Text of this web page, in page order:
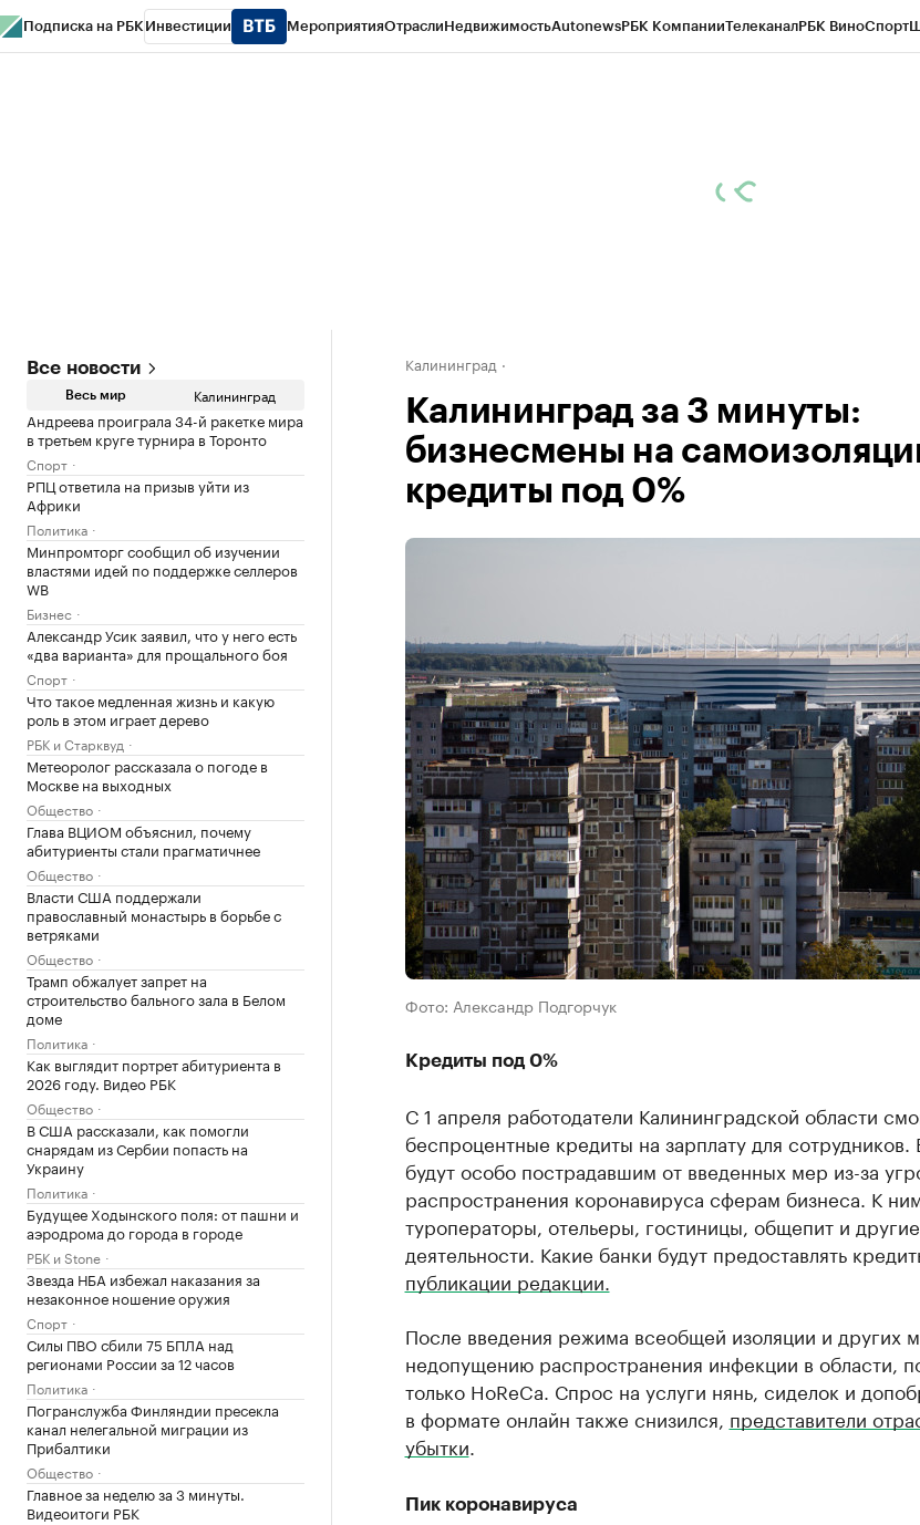
Подписка на РБК Инвестиции МероприятияОтраслиНедвижимостьAutonewsРБК КомпанииТелеканалРБК ВиноСпорт
Все новости
Весь мир Калининград
Андреева проиграла 34-й ракетке мира
в третьем круге турнира в Торонто
Спорт
РПЦ ответила на призыв уйти из
Африки
Политика
Минпромторг сообщил об изучении
властями идей по поддержке селлеров
WB
Бизнес
Александр Усик заявил, что у него есть
«два варианта» для прощального боя
Спорт
Что такое медленная жизнь и какую
роль в этом играет дерево
РБК и Старквуд
Метеоролог рассказала о погоде в
Москве на выходных
Общество
Глава ВЦИОМ объяснил, почему
абитуриенты стали прагматичнее
Общество
Власти США поддержали
православный монастырь в борьбе с
ветряками
Общество
Трамп обжалует запрет на
строительство бального зала в Белом
доме
Политика
Как выглядит портрет абитуриента в
2026 году. Видео РБК
Общество
В США рассказали, как помогли
снарядам из Сербии попасть на
Украину
Политика
Будущее Ходынского поля: от пашни и
аэродрома до города в городе
РБК и Stone
Звезда НБА избежал наказания за
незаконное ношение оружия
Спорт
Силы ПВО сбили 75 БПЛА над
регионами России за 12 часов
Политика
Погранслужба Финляндии пресекла
канал нелегальной миграции из
Прибалтики
Общество
Главное за неделю за 3 минуты.
Видеоитоги РБК
Калининград
Калининград за 3 минуты:
бизнесмены на
кредиты под 0%
Фото: Александр Подгорчук
Кредиты под 0%
С 1 апреля работодатели Калининградской области
беспроцентные кредиты на зарплату для сотрудников.
будут особо пострадавшим от введенных мер из-за
распространения коронавируса сферам бизнеса. К
туроператоры, отельеры, гостиницы, общепит и
деятельности. Какие банки будут предоставлять
публикации редакции.
После введения режима всеобщей изоляции и других
недопущению распространения инфекции в области,
только HoReCa. Спрос на услуги нянь, сиделок и
в формате онлайн также снизился, представители
убытки
Пик коронавируса